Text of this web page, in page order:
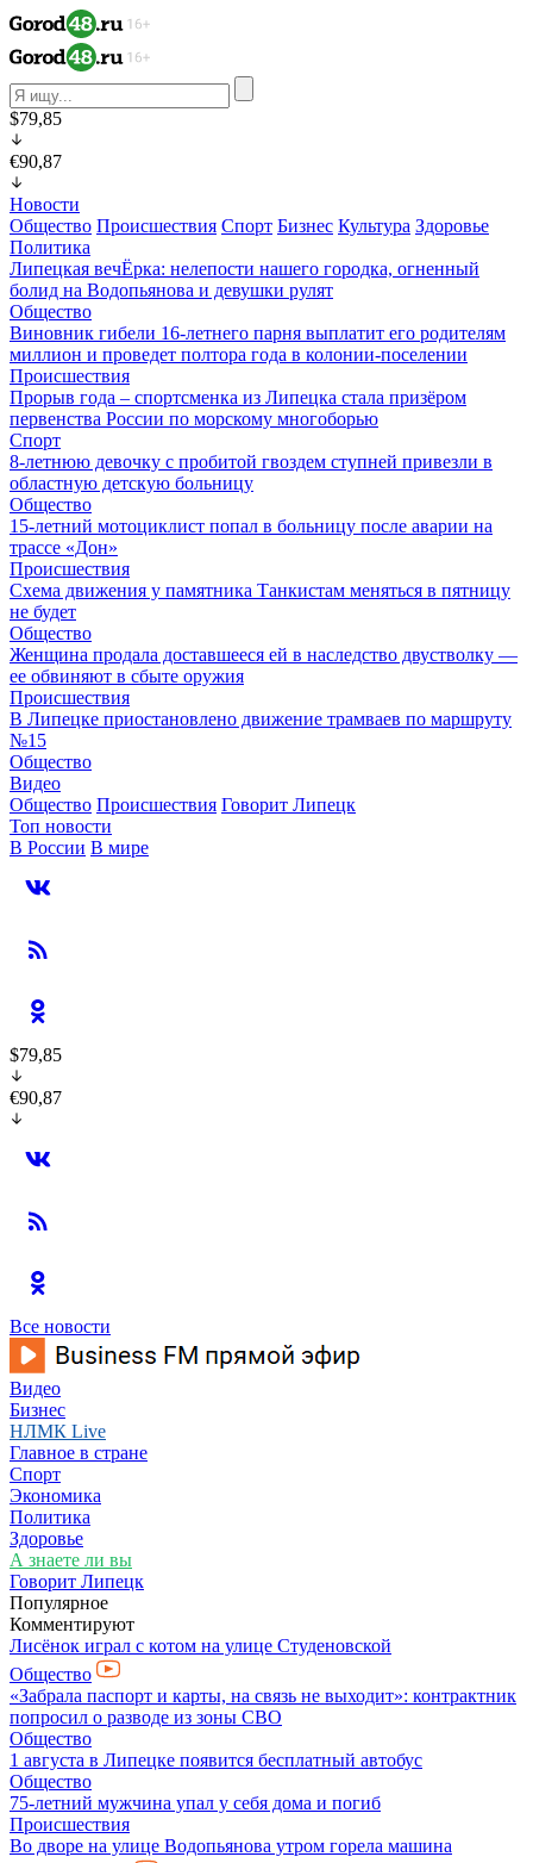
$79,85
€90,87
Новости
Общество Происшествия Спорт Бизнес Культура Здоровье
Политика
Липецкая вечЁрка: нелепости нашего городка, огненный
болид на Водопьянова и девушки рулят
Общество
Виновник гибели 16-летнего парня выплатит его родителям
миллион и проведет полтора года в колонии-поселении
Происшествия
Прорыв года – спортсменка из Липецка стала призёром
первенства России по морскому многоборью
Спорт
8-летнюю девочку с пробитой гвоздем ступней привезли в
областную детскую больницу
Общество
15-летний мотоциклист попал в больницу после аварии на
трассе «Дон»
Происшествия
Схема движения у памятника Танкистам меняться в пятницу
не будет
Общество
Женщина продала доставшееся ей в наследство двустволку —
ее обвиняют в сбыте оружия
Происшествия
В Липецке приостановлено движение трамваев по маршруту
№15
Общество
Видео
Общество Происшествия Говорит Липецк
Топ новости
В России В мире
$79,85
€90,87
Все новости
Видео
Бизнес
НЛМК Live
Главное в стране
Спорт
Экономика
Политика
Здоровье
А знаете ли вы
Говорит Липецк
Популярное
Комментируют
Лисёнок играл с котом на улице Студеновской
Общество
«Забрала паспорт и карты, на связь не выходит»: контрактник
попросил о разводе из зоны СВО
Общество
1 августа в Липецке появится бесплатный автобус
Общество
75-летний мужчина упал у себя дома и погиб
Происшествия
Во дворе на улице Водопьянова утром горела машина